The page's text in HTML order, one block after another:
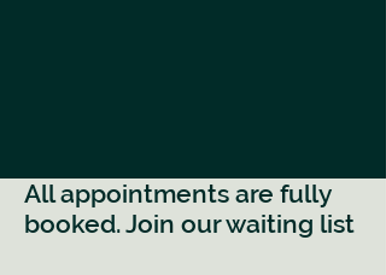
All appointments are fully
booked. Join our waiting list